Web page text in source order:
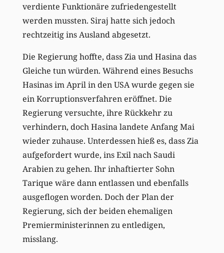
verdiente Funktionäre zufriedengestellt
werden mussten. Siraj hatte sich jedoch
rechtzeitig ins Ausland abgesetzt.
Die Regierung hoffte, dass Zia und Hasina das
Gleiche tun würden. Während eines Besuchs
Hasinas im April in den USA wurde gegen sie
ein Korruptionsverfahren eröffnet. Die
Regierung versuchte, ihre Rückkehr zu
verhindern, doch Hasina landete Anfang Mai
wieder zuhause. Unterdessen hieß es, dass Zia
aufgefordert wurde, ins Exil nach Saudi
Arabien zu gehen. Ihr inhaftierter Sohn
Tarique wäre dann entlassen und ebenfalls
ausgeflogen worden. Doch der Plan der
Regierung, sich der beiden ehemaligen
Premierministerinnen zu entledigen,
misslang.